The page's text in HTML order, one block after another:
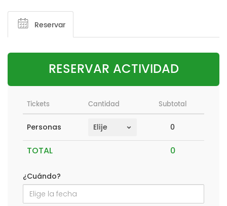
Reservar
RESERVAR ACTIVIDAD
Tickets Cantidad Subtotal
TOTAL
Personas 0
¿Cuándo?